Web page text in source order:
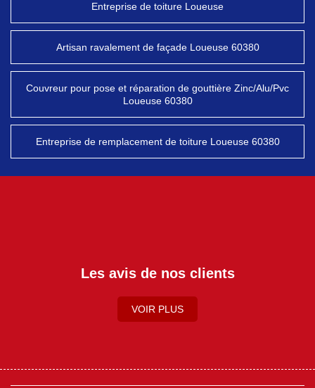
Entreprise de toiture Loueuse
Artisan ravalement de façade Loueuse 60380
Couvreur pour pose et réparation de gouttière Zinc/Alu/Pvc
Loueuse 60380
Entreprise de remplacement de toiture Loueuse 60380
Les avis de nos clients
VOIR PLUS